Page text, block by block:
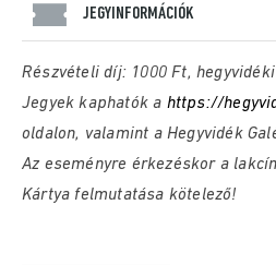
JEGYINFORMÁCIÓK
Részvételi díj: 1000 Ft,
Jegyek kaphatók a https://
oldalon, valamint a Hegyvidék
Az eseményre érkezéskor a
Kártya felmutatása kötelező!